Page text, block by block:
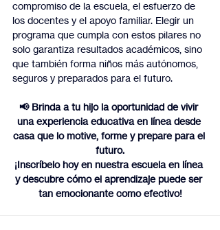
compromiso de la escuela, el esfuerzo de
los docentes y el apoyo familiar. Elegir un
programa que cumpla con estos pilares no
solo garantiza resultados académicos, sino
que también forma niños más autónomos,
seguros y preparados para el futuro.
📢 Brinda a tu hijo la oportunidad de vivir
una experiencia educativa en línea desde
casa que lo motive, forme y prepare para el
futuro.
¡Inscríbelo hoy en nuestra escuela en línea
y descubre cómo el aprendizaje puede ser
tan emocionante como efectivo!